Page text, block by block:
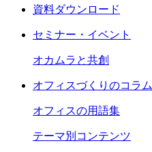
資料ダウンロード
セミナー・イベント
オカムラと共創
オフィスづくりのコラム
オフィスの用語集
テーマ別コンテンツ